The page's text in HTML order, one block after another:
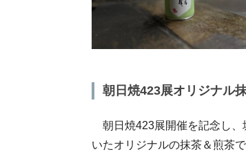
朝日焼423展オリジナル
朝日焼423展開催を記念し、
いたオリジナルの抹茶＆煎茶